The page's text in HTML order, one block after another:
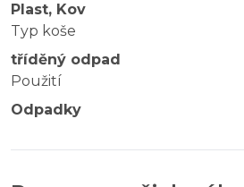
Plast, Kov
Typ koše
tříděný odpad
Použití
Odpadky